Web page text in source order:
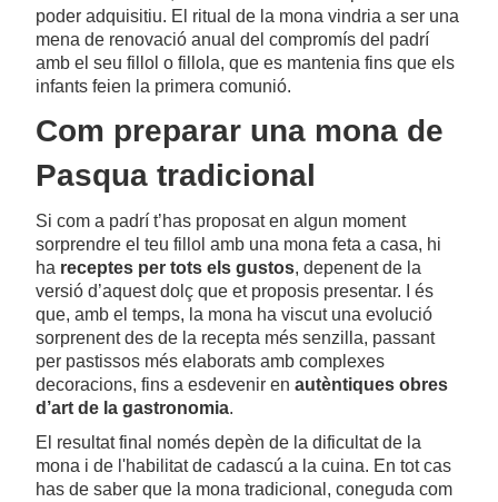
poder adquisitiu. El ritual de la mona vindria a ser una
mena de renovació anual del compromís del padrí
amb el seu fillol o fillola, que es mantenia fins que els
infants feien la primera comunió.
Com preparar una mona de
Pasqua tradicional
Si com a padrí t’has proposat en algun moment
sorprendre el teu fillol amb una mona feta a casa, hi
ha receptes per tots els gustos, depenent de la
versió d’aquest dolç que et proposis presentar. I és
que, amb el temps, la mona ha viscut una evolució
sorprenent des de la recepta més senzilla, passant
per pastissos més elaborats amb complexes
decoracions, fins a esdevenir en autèntiques obres
d’art de la gastronomia.
El resultat final només depèn de la dificultat de la
mona i de l'habilitat de cadascú a la cuina. En tot cas
has de saber que la mona tradicional, coneguda com